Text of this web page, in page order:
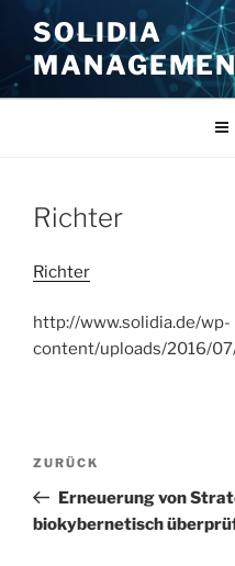
Inhalt
springen
SOLIDIA
Richter
Richter
http://www.solidia.de/wp-
content/uploads/2016/
Beitragsnavigation
Vorheriger
Beitrag
ZURÜCK
Erneuerung von
biokybernetisch